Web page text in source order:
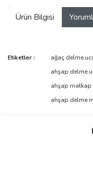
Ürün Bilgisi
Bu
Bu ürünün fiyat bilgisi,
tarafımıza iletebilirsiniz.
Görüş ve önerileriniz için
Ürün fiyatı diğer
Bu ürüne benzer farklı
Etiketler : ağaç delme
ahşap delme
ahşap matkap
ahşap delme